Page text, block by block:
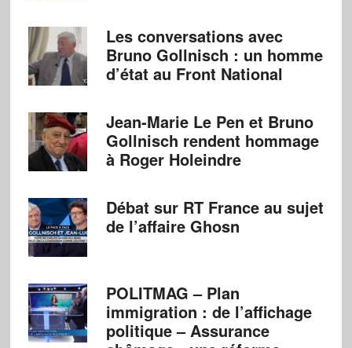
Les conversations avec
Bruno Gollnisch : un homme
d’état au Front National
Jean-Marie Le Pen et Bruno
Gollnisch rendent hommage
à Roger Holeindre
Débat sur RT France au sujet
de l’affaire Ghosn
POLITMAG – Plan
immigration : de l’affichage
politique – Assurance